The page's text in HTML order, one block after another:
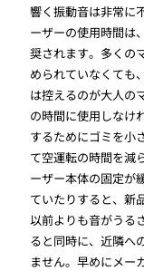
響く振動音は非常に
ーザーの使用時間は
奨されます。多くの
められていなくても
は控えるのが大人の
の時間に使用しなけ
するためにゴミを小
て空運転の時間を減
ーザー本体の固定が
ていたりすると、新
以前よりも音がうる
ると同時に、近隣へ
ません。早めにメー